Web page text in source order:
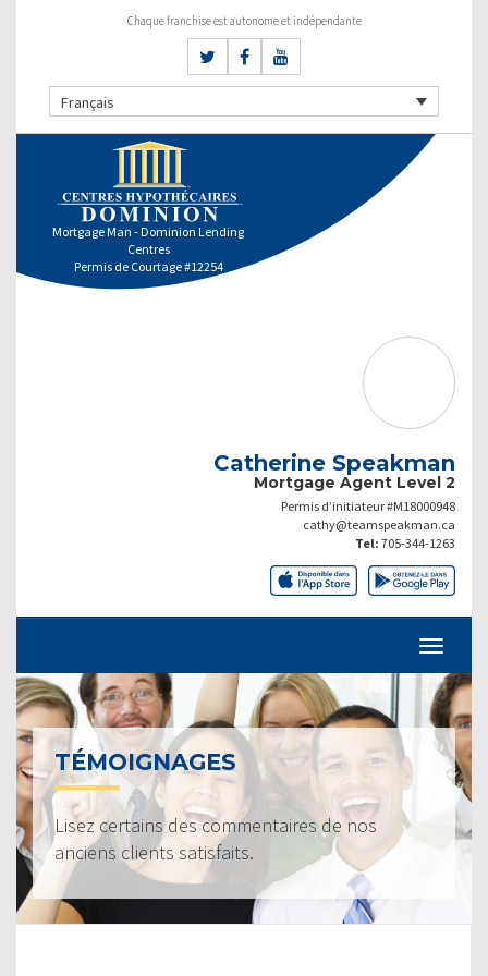
Chaque franchise est autonome et indépendante
Français
Mortgage Man - Dominion Lending
Centres
Permis de Courtage #12254
Catherine Speakman
Mortgage Agent Level 2
Permis d’initiateur #M18000948
cathy@teamspeakman.ca
Tel: 705-344-1263
TÉMOIGNAGES
Lisez certains des commentaires de nos
anciens clients satisfaits.